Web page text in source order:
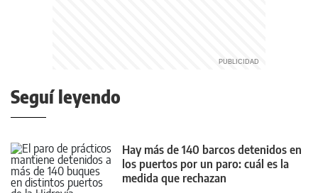
Seguí leyendo
Hay más de 140 barcos detenidos en
los puertos por un paro: cuál es la
medida que rechazan